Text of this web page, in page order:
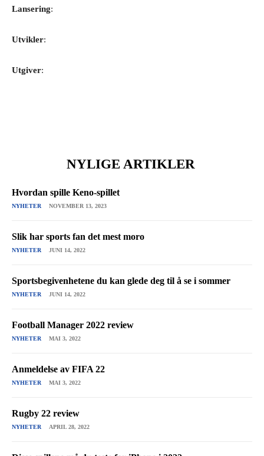
Lansering:
Utvikler:
Utgiver:
NYLIGE ARTIKLER
Hvordan spille Keno-spillet
NYHETER NOVEMBER 13, 2023
Slik har sports fan det mest moro
NYHETER JUNI 14, 2022
Sportsbegivenhetene du kan glede deg til å se i sommer
NYHETER JUNI 14, 2022
Football Manager 2022 review
NYHETER MAI 3, 2022
Anmeldelse av FIFA 22
NYHETER MAI 3, 2022
Rugby 22 review
NYHETER APRIL 28, 2022